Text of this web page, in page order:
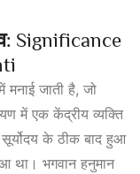
Significance
जाती है, जो
में एक केंद्रीय व्यक्ति
के ठीक बाद हुआ
था। भगवान हनुमान